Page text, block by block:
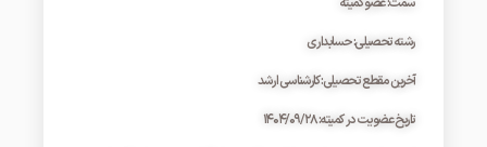
رشته تحصیلی: حسابداری
آخرین مقطع تحصیلی: کارشناسی ارشد
تاریخ عضویت در کمیته: ۱۴۰۴/۰۹/۲۸